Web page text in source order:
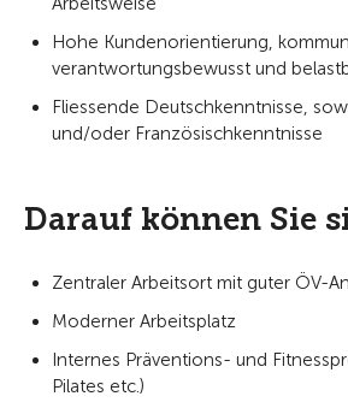
Hohe Kundenorientierung,
verantwortungsbewusst und
Fliessende Deutschkenntnisse,
und/oder Französischkenntnisse
Darauf können Sie
Zentraler Arbeitsort mit guter ÖV-
Moderner Arbeitsplatz
Internes Präventions- und
Pilates etc.)